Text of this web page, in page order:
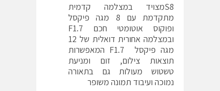
S8מצויד במצלמה קדמית
מתקדמת עם 8 מגה פיקסל
ופוקוס אוטומטי חכם F1.7
ובמצלמה אחורית דואלית של 12
מגה פיקסל F1.7 המאפשרות
תוצאות צילום, זום ומניעת
טשטוש מעולות גם בתאורה
נמוכה ועיבוד תמונה משופר